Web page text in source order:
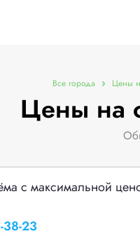
Все города Цены
Цены на
с максимальной
38-23